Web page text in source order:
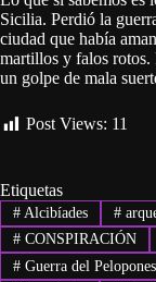
Sicilia. Perdió la
ciudad que había
martillos y falos rotos.
un golpe de mala
Post Views: 11
Etiquetas
#Alcibíades #
#CONSPIRACIÓN
#Guerra del